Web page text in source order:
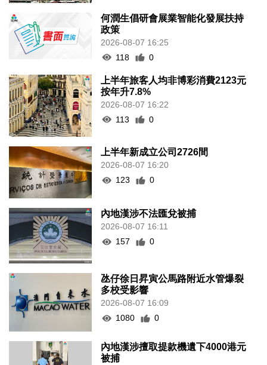
何潤生倡研會展業智能化發展扶持
政策
2026-08-07 16:25
118
0
上半年旅客人均非博彩消費2123元
按年升7.8%
2026-08-07 16:22
113
0
上半年新成立公司2726間
2026-08-07 16:20
123
0
內地漢涉不法匯兌被捕
2026-08-07 16:11
157
0
氹仔徐日昇寅公馬路附近水管爆裂
多校受影響
2026-08-07 16:09
1080
0
內地漢涉擅取提款機遺下4000港元
被捕